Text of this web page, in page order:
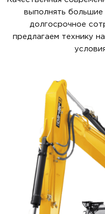
выполнять
долгосрочное
предлагаем технику